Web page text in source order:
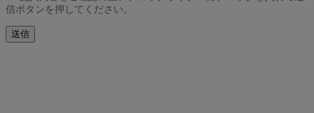
信ボタンを押してください。